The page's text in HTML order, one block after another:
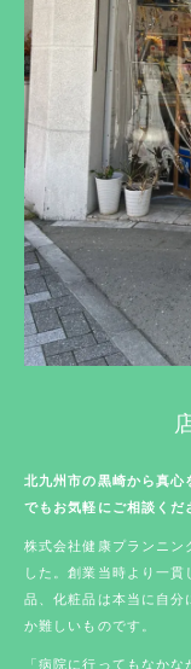
北九州市の黒崎から真心
でもお気軽にご相談くだ
株式会社健康プランニン
した。創業当時より一
品、化粧品は本当に自分
か難しいものです。
「病院に行ってもなか